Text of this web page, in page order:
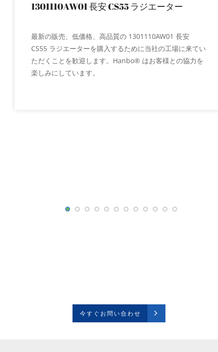
1301110AW01 長安 CS55 ラジエーター
最新の販売、低価格、高品質の 1301110AW01 長安
CS55 ラジエーターを購入するために当社の工場に来てい
ただくことを歓迎します。Hanbo® はお客様との協力を
楽しみにしています。
今すぐお問い合わせ